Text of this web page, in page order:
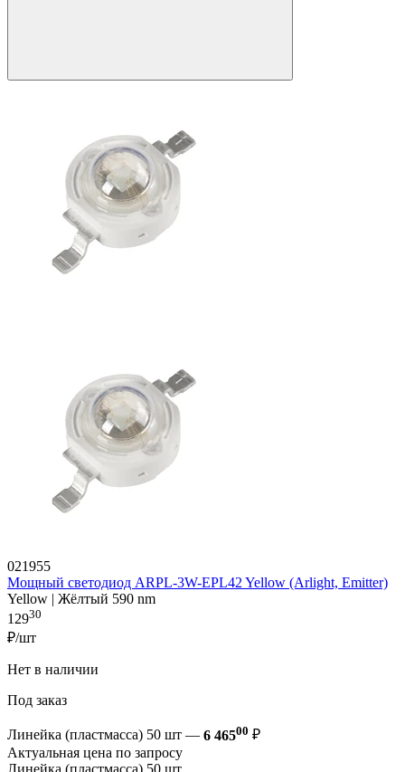
021955
Мощный светодиод ARPL-3W-EPL42 Yellow (Arlight, Emitter)
Yellow | Жёлтый 590 nm
12930
₽/шт
Нет в наличии
Под заказ
Линейка (пластмасса) 50 шт — 6 46500 ₽
Актуальная цена по запросу
Линейка (пластмасса) 50 шт